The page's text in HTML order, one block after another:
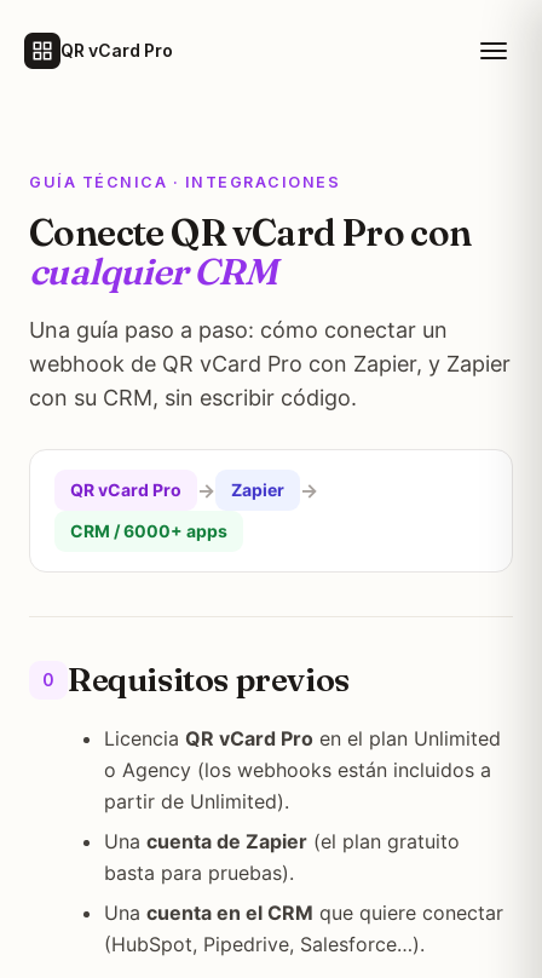
QR vCard Pro
GUÍA TÉCNICA · INTEGRACIONES
Conecte QR vCard Pro con
cualquier CRM
Una guía paso a paso: cómo conectar un
webhook de QR vCard Pro con Zapier, y Zapier
con su CRM, sin escribir código.
QR vCard Pro → Zapier →
CRM / 6000+ apps
0 Requisitos previos
Licencia QR vCard Pro en el plan Unlimited
o Agency (los webhooks están incluidos a
partir de Unlimited).
Una cuenta de Zapier (el plan gratuito
basta para pruebas).
Una cuenta en el CRM que quiere conectar
(HubSpot, Pipedrive, Salesforce…).